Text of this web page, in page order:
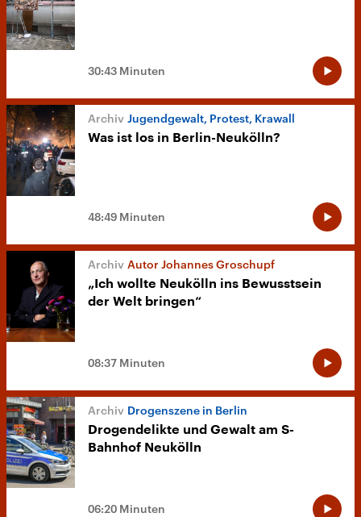
30:43 Minuten
Jugendgewalt, Protest, Krawall
Was ist los in Berlin-Neukölln?
48:49 Minuten
Autor Johannes Groschupf
„Ich wollte Neukölln ins Bewusstsein
der Welt bringen“
08:37 Minuten
Drogenszene in Berlin
Drogendelikte und Gewalt am S-
Bahnhof Neukölln
06:20 Minuten